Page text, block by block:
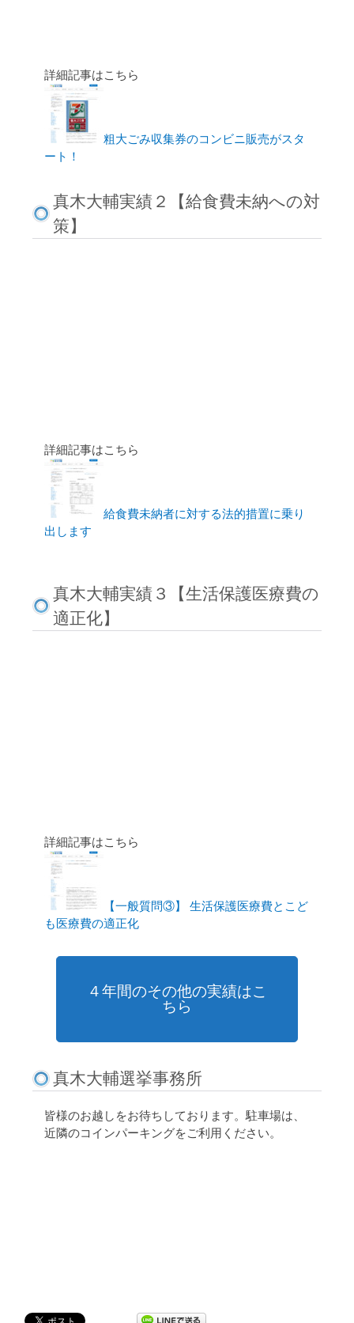
詳細記事はこちら
粗大ごみ収集券のコンビニ販売がスタ
ート！
真木大輔実績２【給食費未納への対
策】
詳細記事はこちら
給食費未納者に対する法的措置に乗り
出します
真木大輔実績３【生活保護医療費の
適正化】
詳細記事はこちら
【一般質問③】 生活保護医療費とこど
も医療費の適正化
４年間のその他の実績はこ
ちら
真木大輔選挙事務所
皆様のお越しをお待ちしております。駐車場は、
近隣のコインパーキングをご利用ください。